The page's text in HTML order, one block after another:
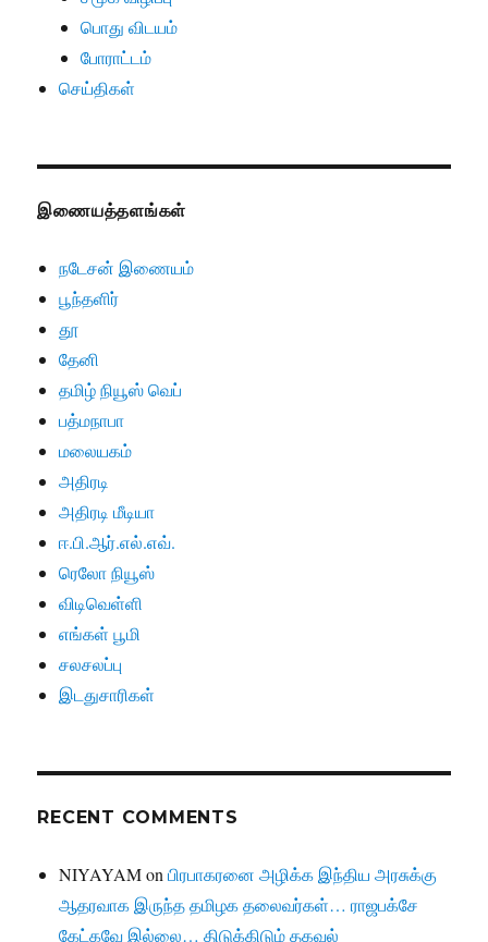
பொது விடயம்
போராட்டம்
செய்திகள்
இணையத்தளங்கள்
நடேசன் இணையம்
பூந்தளிர்
தூ
தேனி
தமிழ் நியூஸ் வெப்
பத்மநாபா
மலையகம்
அதிரடி
அதிரடி மீடியா
ஈ.பி.ஆர்.எல்.எவ்.
ரெலோ நியூஸ்
விடிவெள்ளி
எங்கள் பூமி
சலசலப்பு
இடதுசாரிகள்
RECENT COMMENTS
NIYAYAMonபிரபாகரனை அழிக்க இந்திய அரசுக்கு
ஆதரவாக இருந்த தமிழக தலைவர்கள்… ராஜபக்சே
கேட்கவே இல்லை… திடுக்கிடும் தகவல்